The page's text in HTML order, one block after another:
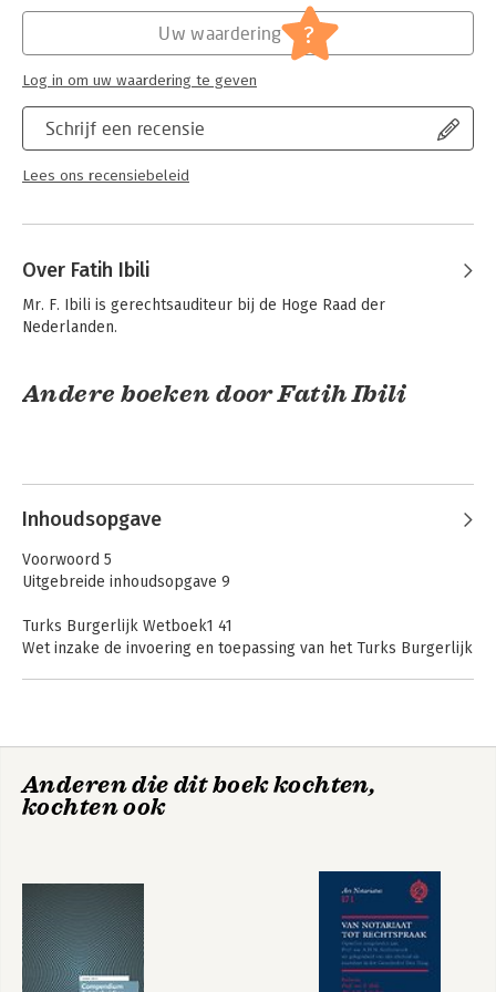
Burgerlijk recht: algemeen
Schrijf een recensie
Lees ons recensiebeleid
Uw waardering ?
Log in om uw waardering te geven
Over Fatih Ibili
Mr. F. Ibili is gerechtsauditeur bij de Hoge Raad der
Nederlanden.
Andere boeken door Fatih Ibili
Tekst &
Wetgeving
Inhoudsopgave
Voorwoord 5
Uitgebreide inhoudsopgave 9
Turks Burgerlijk Wetboek1 41
Wet inzake de invoering en toepassing van het Turks Burgerlijk
Grondwet van de Republiek Turkije5 (art. 10, 41, 66 en 90) 319
Anderen die dit boek kochten,
kochten ook